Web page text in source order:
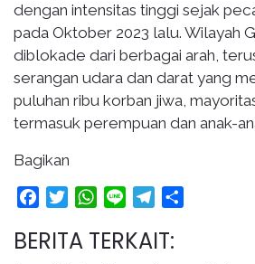
dengan intensitas tinggi sejak
pada Oktober 2023 lalu. Wilayah
diblokade dari berbagai arah,
serangan udara dan darat yang
puluhan ribu korban jiwa,
termasuk perempuan dan anak-
Bagikan
FacebookTwitterWhatsApp
Line Telegram
BERITA TERKAIT: